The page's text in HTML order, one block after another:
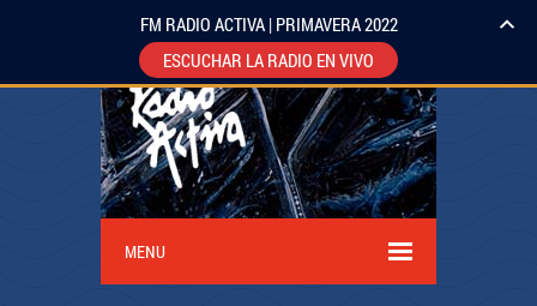
MENU
FM RADIO ACTIVA | PRIMAVERA 2022
ESCUCHAR LA RADIO EN VIVO